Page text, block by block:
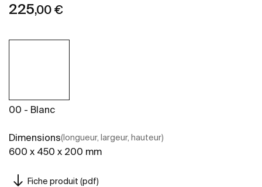
225,00 €
00 - Blanc
Dimensions(longueur, largeur, hauteur)
600 x 450 x 200 mm
Fiche produit (pdf)